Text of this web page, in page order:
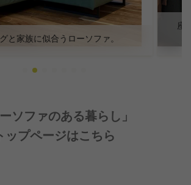
寝にもぴったりなローソファ！ 足元のス
お部屋をすっきりおしゃれに見せます
ーソファのある暮らし」
トップページはこちら